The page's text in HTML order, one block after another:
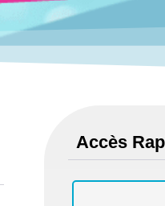
Accès